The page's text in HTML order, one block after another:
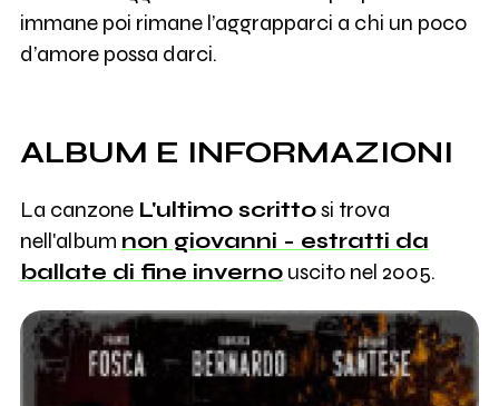
immane poi rimane l’aggrapparci a chi un poco
d’amore possa darci.
ALBUM E INFORMAZIONI
La canzone L'ultimo scrittosi trova
nell'album non giovanni - estratti da
ballate di fine invernouscito nel 2005.